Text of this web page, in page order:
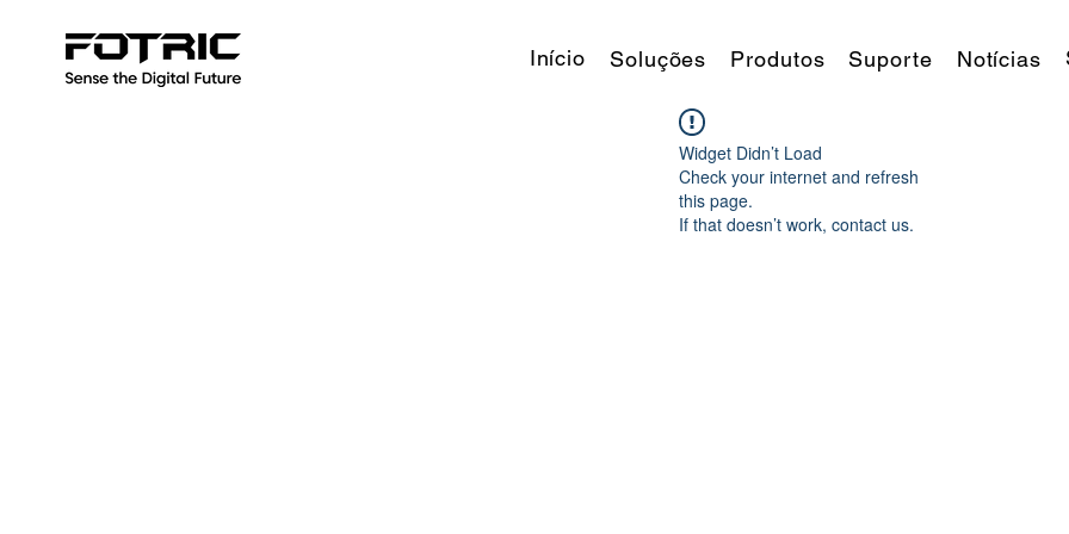
Início Soluções Produtos Suporte Notícias
Widget Didn’t Load
Check your internet and refresh
this page.
If that doesn’t work, contact us.